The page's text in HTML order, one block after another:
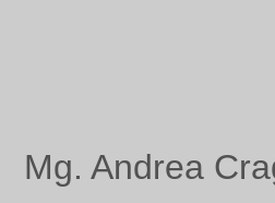
Mg. Andrea